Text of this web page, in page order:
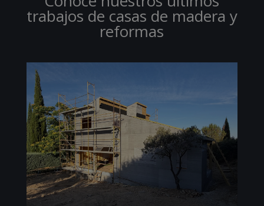
trabajos de casas de madera y
reformas